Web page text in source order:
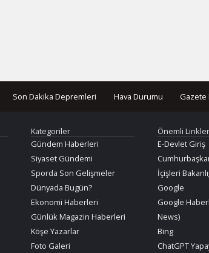
Son Dakika Depremleri Hava Durumu Gazete
Kategoriler
Gündem Haberleri
Siyaset Gündemi
Sporda Son Gelişmeler
Dünyada Bugün?
Ekonomi Haberleri
Günlük Magazin Haberleri
Köşe Yazarlar
Foto Galeri
Önemli Linkler
E-Devlet Giriş
İçişleri
Google
Google
News)
Bing
ChatGPT